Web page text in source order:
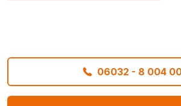
06032 - 8 004